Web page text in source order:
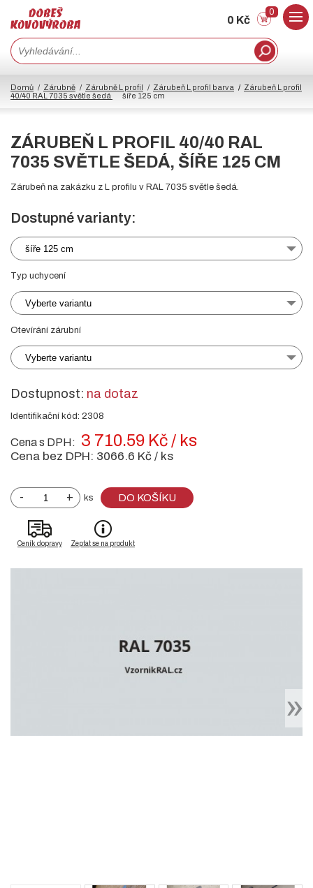
0 Kč
0
Domů Zárubně Zárubně L profil Zárubeň L profil barva
Zárubeň L profil
40/40 RAL 7035 světle šedá
šíře 125 cm
ZÁRUBEŇ L PROFIL 40/40 RAL
7035 SVĚTLE ŠEDÁ, ŠÍŘE 125 CM
Zárubeň na zakázku z L profilu v RAL 7035 světle šedá.
Dostupné varianty:
šíře 125 cm
Typ uchycení
Vyberte variantu
Otevírání zárubní
Vyberte variantu
Dostupnost: na dotaz
Identifikační kód: 2308
Cena s DPH: 3 710.59 Kč / ks
Cena bez DPH: 3066.6 Kč / ks
- + ks DO KOŠÍKU
Ceník dopravy Zeptat se na produkt